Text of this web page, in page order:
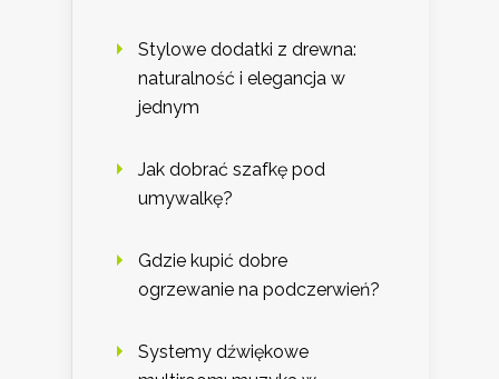
Stylowe dodatki z drewna:
naturalność i elegancja w
jednym
Jak dobrać szafkę pod
umywalkę?
Gdzie kupić dobre
ogrzewanie na podczerwień?
Systemy dźwiękowe